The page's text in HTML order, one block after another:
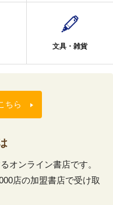
文具・雑貨
ちら
オンライン書店です。
店の加盟書店で受け取